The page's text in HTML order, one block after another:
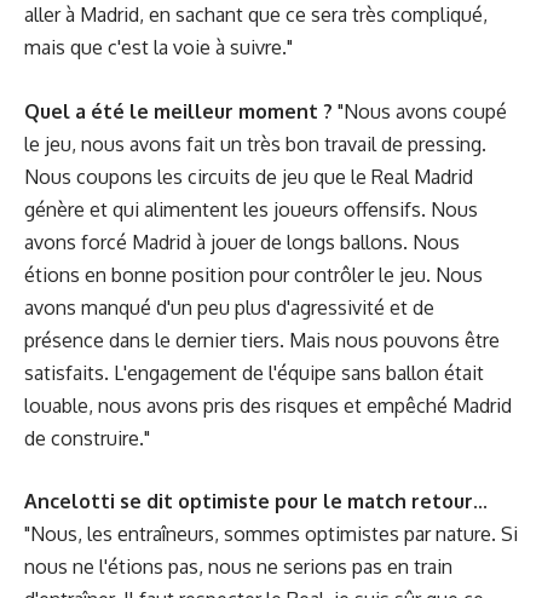
aller à Madrid, en sachant que ce sera très compliqué,
mais que c'est la voie à suivre."
Quel a été le meilleur moment ? "Nous avons coupé
le jeu, nous avons fait un très bon travail de pressing.
Nous coupons les circuits de jeu que le Real Madrid
génère et qui alimentent les joueurs offensifs. Nous
avons forcé Madrid à jouer de longs ballons. Nous
étions en bonne position pour contrôler le jeu. Nous
avons manqué d'un peu plus d'agressivité et de
présence dans le dernier tiers. Mais nous pouvons être
satisfaits. L'engagement de l'équipe sans ballon était
louable, nous avons pris des risques et empêché Madrid
de construire."
Ancelotti se dit optimiste pour le match retour...
"Nous, les entraîneurs, sommes optimistes par nature. Si
nous ne l'étions pas, nous ne serions pas en train